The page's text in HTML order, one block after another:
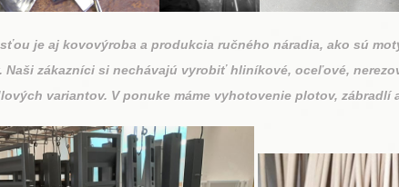
je aj kovovýroba a produkcia ručného náradia, ako sú
Naši zákazníci si nechávajú vyrobiť hliníkové, oceľové,
variantov. V ponuke máme vyhotovenie plotov, zábradlí